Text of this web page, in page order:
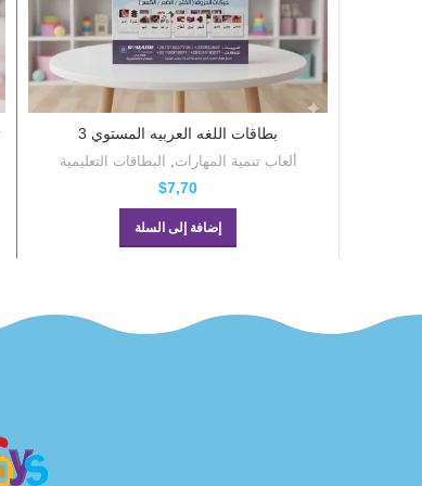
بطاقات اللغه العربيه المستوي 3
ألعاب تنمية المهارات البطاقات التعليمية
$7,70
إضافة إلى السلة